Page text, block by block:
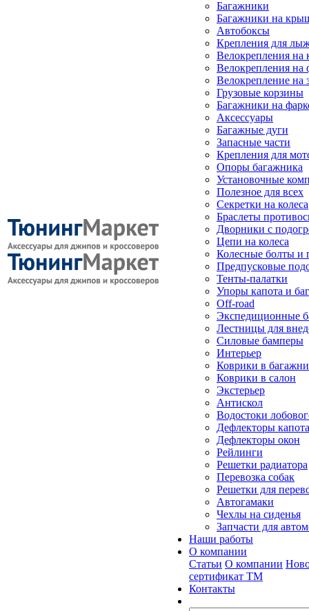
Багажники
Багажники на
Автобоксы
Крепления для
Велокрепления
Велокрепления на
Велокрепление на
Грузовые корзины
Багажники на
Аксессуары
Багажные дуги
Запасные части
Крепления для
Опоры багажника
Установочные
Полезное для всех
Секретки на колеса
Браслеты
Дворники с
Цепи на колеса
Колесные болты и
Предпусковые
Тенты-палатки
Упоры капота и
Off-road
Экспедиционные
Лестницы для
Силовые бамперы
Интерьер
Коврики в
Коврики в салон
Экстерьер
Антискол
Водостоки
Дефлекторы капота
Дефлекторы окон
Рейлинги
Решетки радиатора
Перевозка собак
Решетки для
Автогамаки
Чехлы на сиденья
Запчасти для
Наши работы
О компании
Статьи О компании
сертификат ТМ
Контакты